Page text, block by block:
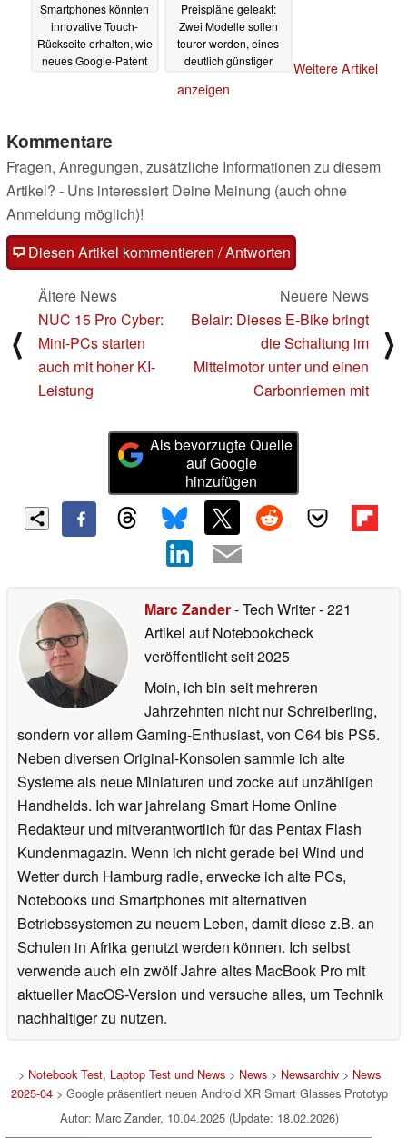
Smartphones könnten
innovative Touch-
Rückseite erhalten, wie
neues Google-Patent
Preispläne geleakt:
Zwei Modelle sollen
teurer werden, eines
deutlich günstiger
Weitere Artikel
anzeigen
Kommentare
Fragen, Anregungen, zusätzliche Informationen zu diesem
Artikel? - Uns interessiert Deine Meinung (auch ohne
Anmeldung möglich)!
Diesen Artikel kommentieren / Antworten
⟨
Ältere News
NUC 15 Pro Cyber:
Mini-PCs starten
auch mit hoher KI-
Leistung
Neuere News
Belair: Dieses E-Bike bringt
die Schaltung im
Mittelmotor unter und einen
Carbonriemen mit
⟩
Als bevorzugte Quelle
auf Google
hinzufügen
Marc Zander- Tech Writer- 221
Artikel auf Notebookcheck
veröffentlichtseit 2025
Moin, ich bin seit mehreren
Jahrzehnten nicht nur Schreiberling,
sondern vor allem Gaming-Enthusiast, von C64 bis PS5.
Neben diversen Original-Konsolen sammle ich alte
Systeme als neue Miniaturen und zocke auf unzähligen
Handhelds. Ich war jahrelang Smart Home Online
Redakteur und mitverantwortlich für das Pentax Flash
Kundenmagazin. Wenn ich nicht gerade bei Wind und
Wetter durch Hamburg radle, erwecke ich alte PCs,
Notebooks und Smartphones mit alternativen
Betriebssystemen zu neuem Leben, damit diese z.B. an
Schulen in Afrika genutzt werden können. Ich selbst
verwende auch ein zwölf Jahre altes MacBook Pro mit
aktueller MacOS-Version und versuche alles, um Technik
nachhaltiger zu nutzen.
> Notebook Test, Laptop Test und News> News> Newsarchiv> News
2025-04> Google präsentiert neuen Android XR Smart Glasses Prototyp
Autor: Marc Zander, 10.04.2025 (Update: 18.02.2026)